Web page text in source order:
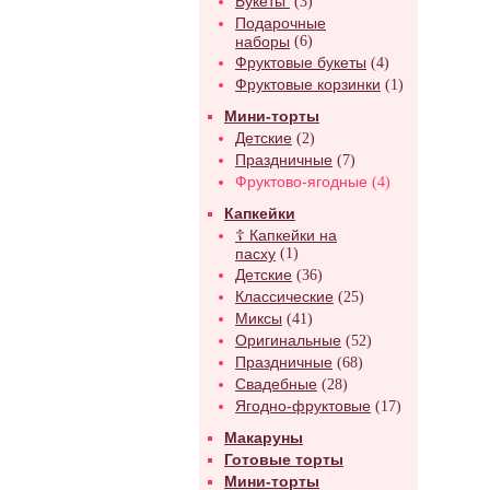
Подарочные
наборы (6)
Фруктовые букеты (4)
Фруктовые корзинки (1)
Мини-торты
Детские (2)
Праздничные (7)
Фруктово-ягодные (4)
Капкейки
☦ Капкейки на
пасху (1)
Детские (36)
Классические (25)
Миксы (41)
Оригинальные (52)
Праздничные (68)
Свадебные (28)
Ягодно-фруктовые (17)
Макаруны
Готовые торты
Мини-торты